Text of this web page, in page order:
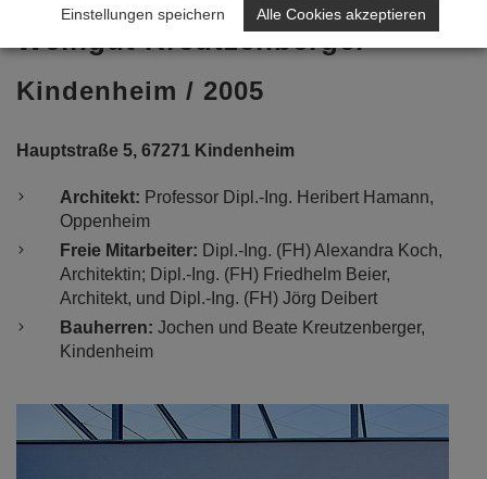
Weingut Kreutzenberger
Kindenheim / 2005
Hauptstraße 5, 67271 Kindenheim
Architekt: Professor Dipl.-Ing. Heribert Hamann,
Oppenheim
Freie Mitarbeiter: Dipl.-Ing. (FH) Alexandra Koch,
Architektin; Dipl.-Ing. (FH) Friedhelm Beier,
Architekt, und Dipl.-Ing. (FH) Jörg Deibert
Bauherren: Jochen und Beate Kreutzenberger,
Kindenheim
Einstellungen speichern Alle Cookies akzeptieren